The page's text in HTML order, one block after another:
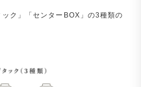
ク」「センターBOX」の3種類の